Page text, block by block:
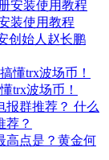
装使用教程
创始人赵长鹏
trx波场币！
什么
荐？